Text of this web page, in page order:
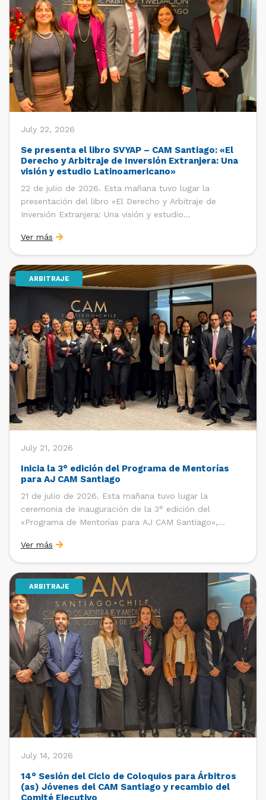
July 22, 2026
Se presenta el libro SVYAP – CAM Santiago: «El
Derecho y Arbitraje de Inversión Extranjera: Una
visión y estudio Latinoamericano»
22 de julio de 2026. Esta mañana tuvo lugar la
presentación del libro «El Derecho y Arbitraje de
Inversión Extranjera: Una visión y estudio
«Santiago Very Young Arbitration Practitioners»
(SVYAP), iniciativa que reúne a jóvenes profesionales
interesados en el arbitraje doméstico e internacional,
[…]
Ver más
ARBITRAJE
July 21, 2026
Inicia la 3° edición del Programa de Mentorías
para AJ CAM Santiago
21 de julio de 2026. Esta mañana tuvo lugar la
ceremonia de inauguración de la 3° edición del
«Programa de Mentorías para AJ CAM Santiago»,
Internacionales con el apoyo de la Dirección Ejecutiva
y la Subdirección Ejecutiva y de Asuntos
Internacionales, tras […]
Ver más
ARBITRAJE
July 14, 2026
14° Sesión del Ciclo de Coloquios para Árbitros
(as) Jóvenes del CAM Santiago y recambio del
Comité Ejecutivo